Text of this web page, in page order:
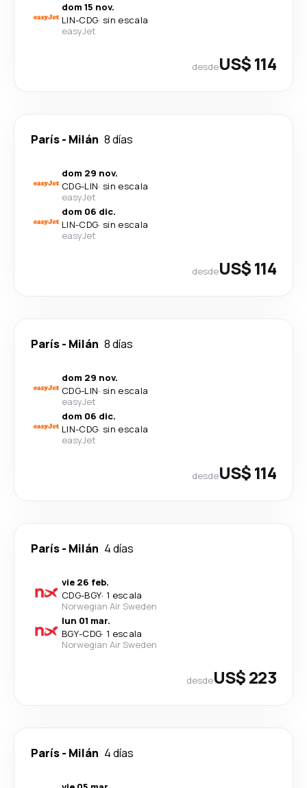
dom 15 nov.
LIN-CDG· sin escala
easyJet
desdeUS$ 114
París- Milán 8 días
dom 29 nov.
CDG-LIN· sin escala
easyJet
dom 06 dic.
LIN-CDG· sin escala
easyJet
desdeUS$ 114
París- Milán 8 días
dom 29 nov.
CDG-LIN· sin escala
easyJet
dom 06 dic.
LIN-CDG· sin escala
easyJet
desdeUS$ 114
París- Milán 4 días
vie 26 feb.
CDG-BGY· 1 escala
Norwegian Air Sweden
lun 01 mar.
BGY-CDG· 1 escala
Norwegian Air Sweden
desdeUS$ 223
París- Milán 4 días